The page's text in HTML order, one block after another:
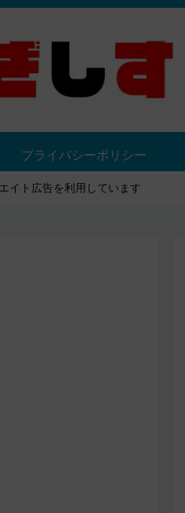
プライバシーポリシー
イト広告を利用しています